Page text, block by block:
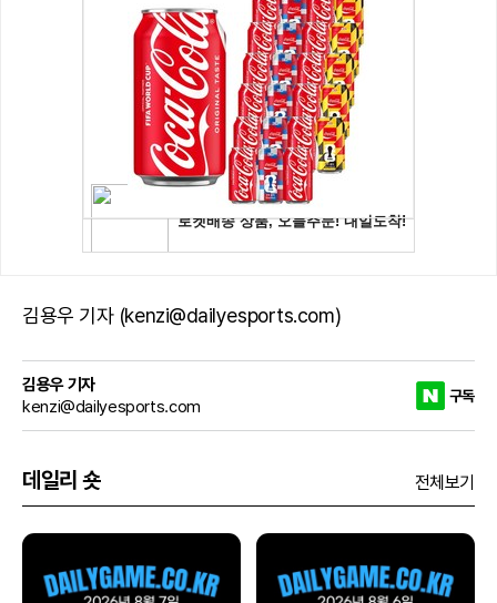
김용우 기자 (kenzi@dailyesports.com)
김용우 기자
kenzi@dailyesports.com
구독
데일리 숏 전체보기